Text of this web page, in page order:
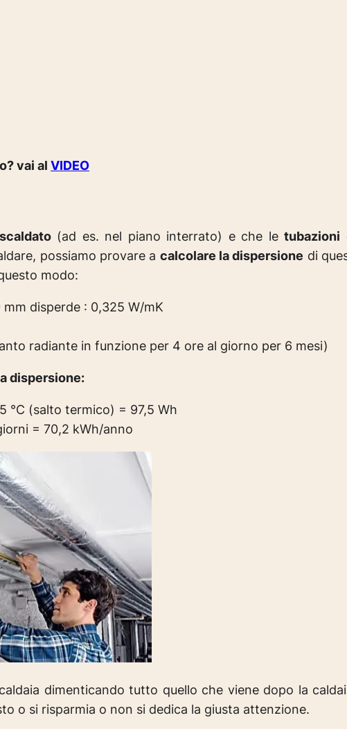
vai al VIDEO
(ad es. nel piano interrato) e che letubazioni
possiamo provare a calcolare la dispersione di
modo:
disperde : 0,325 W/mK
radiante in funzione per 4 ore al giorno per 6 mesi)
dispersione:
°C (salto termico) = 97,5 Wh
= 70,2 kWh/anno
dimenticando tutto quello che viene dopo la
o si risparmia o non si dedica la giusta attenzione.